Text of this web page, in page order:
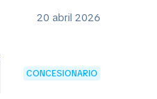
20 abril 2026
CONCESIONARIO